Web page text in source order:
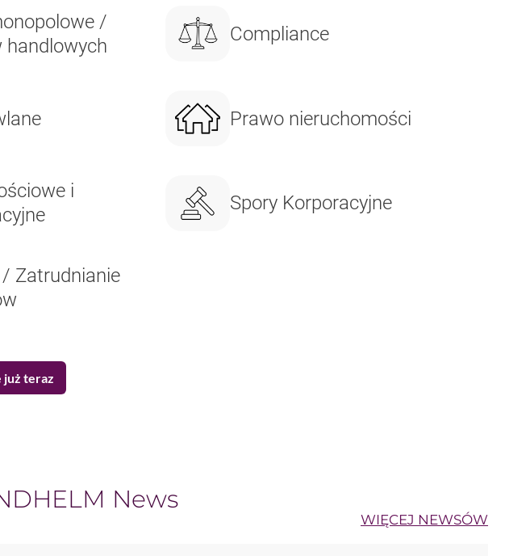
/
handlowych
Compliance
Prawo nieruchomości
i
Spory Korporacyjne
Zatrudnianie
już teraz
News
WIĘCEJ NEWSÓW